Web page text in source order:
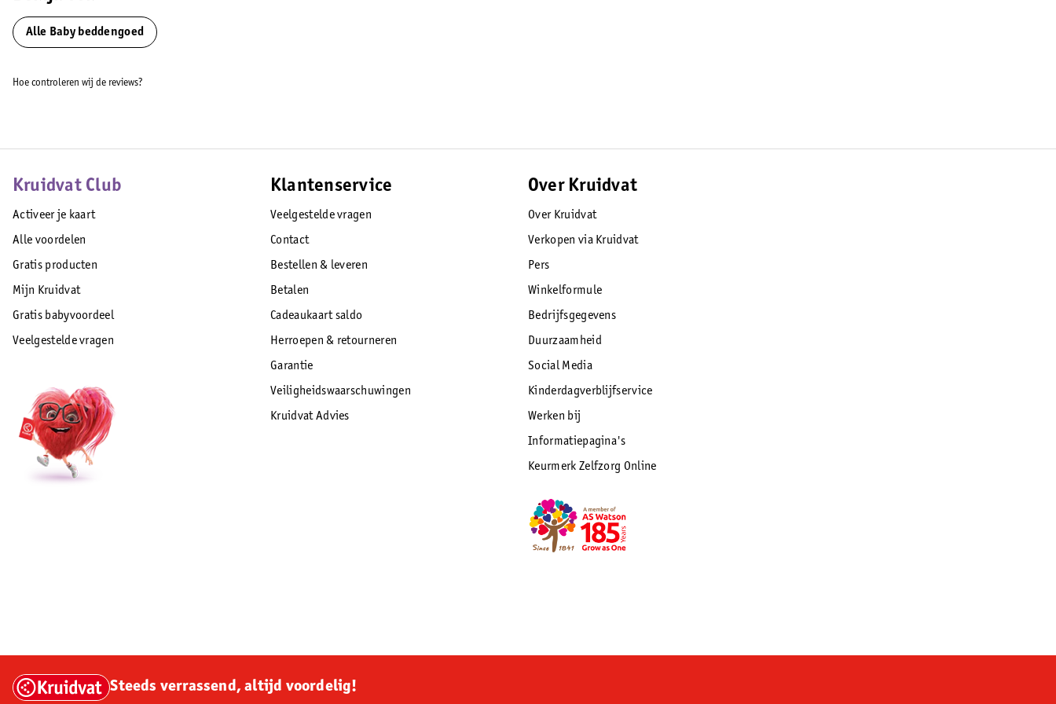
Meyco begrijpt het belang van natuurlijke materialen voor baby's. Dit laken is gemaakt van 100% katoen,
waardoor het veilig en hypoallergeen is voor de gevoelige huid van je kleintje.
Email: info@meycobaby.com
Alle Baby beddengoed
Hoe controleren wij de reviews?
Kruidvat Club
Activeer je kaart
Alle voordelen
Gratis producten
Mijn Kruidvat
Gratis babyvoordeel
Veelgestelde vragen
Klantenservice
Veelgestelde vragen
Contact
Bestellen & leveren
Betalen
Cadeaukaart saldo
Herroepen & retourneren
Garantie
Veiligheidswaarschuwingen
Kruidvat Advies
Over Kruidvat
Over Kruidvat
Verkopen via Kruidvat
Pers
Winkelformule
Bedrijfsgegevens
Duurzaamheid
Social Media
Kinderdagverblijfservice
Werken bij
Informatiepagina's
Keurmerk Zelfzorg Online
Steeds verrassend, altijd voordelig!